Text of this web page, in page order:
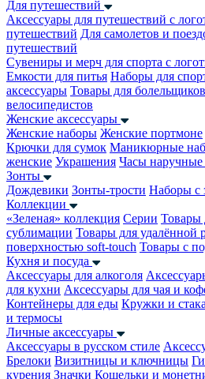
Для путешествий
Аксессуары для путешествий с
путешествий Для самолетов и
путешествий
Сувениры и мерч для спорта с
Емкости для питья Наборы для
аксессуары Товары для болельщиков
велосипедистов
Женские аксессуары
Женские наборы Женские портмоне
Крючки для сумок Маникюрные
женские Украшения Часы наручные
Зонты
Дождевики Зонты-трости Наборы с
Коллекции
«Зеленая» коллекция Серии Товары
сублимации Товары для удалённой
поверхностью soft-touch Товары с
Кухня и посуда
Аксессуары для алкоголя
для кухни Аксессуары для чая и
Контейнеры для еды Кружки и
и термосы
Личные аксессуары
Аксессуары в русском стиле
Брелоки Визитницы и ключницы
курения Значки Кошельки и